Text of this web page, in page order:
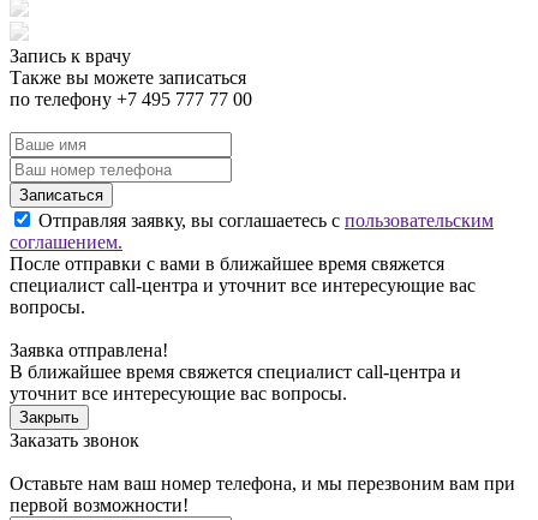
Запись к врачу
Также вы можете записаться
по телефону +7 495 777 77 00
Записаться
Отправляя заявку, вы соглашаетесь с пользовательским
соглашением.
После отправки с вами в ближайшее время свяжется
специалист call-центра и уточнит все интересующие вас
вопросы.
Заявка отправлена!
В ближайшее время свяжется специалист call-центра и
уточнит все интересующие вас вопросы.
Закрыть
Заказать звонок
Оставьте нам ваш номер телефона, и мы перезвоним вам при
первой возможности!